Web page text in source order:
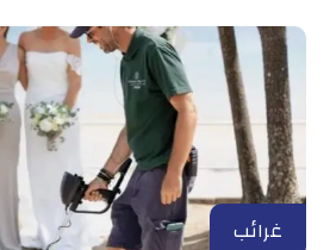
غرائب